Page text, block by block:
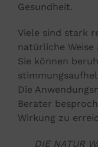
Gesundheit.
Viele sind stark
natürliche
Sie können
Die
Berater
Wirkung zu
DIE NATUR